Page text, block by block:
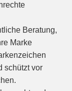
Beratung,
Marke
schützt vor